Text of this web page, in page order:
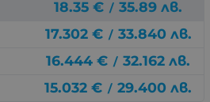
18.35 € / 35.89 лв.
17.302 € / 33.840 лв.
16.444 € / 32.162 лв.
15.032 € / 29.400 лв.